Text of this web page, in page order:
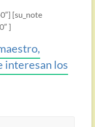
[su_note
]
interesan los